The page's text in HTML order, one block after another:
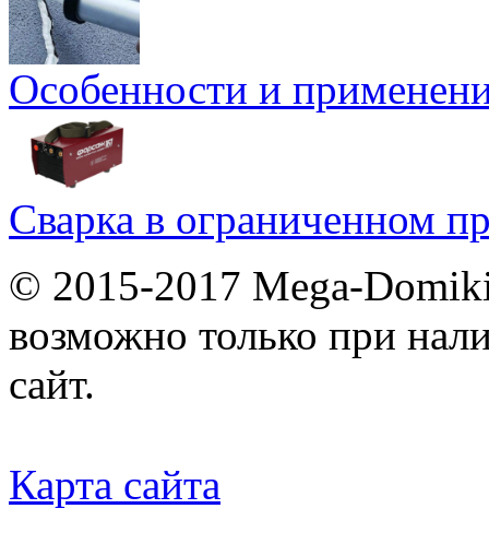
Особенности и
Сварка в ограниченном
© 2015-2017 Mega-
возможно только при
сайт.
Карта сайта